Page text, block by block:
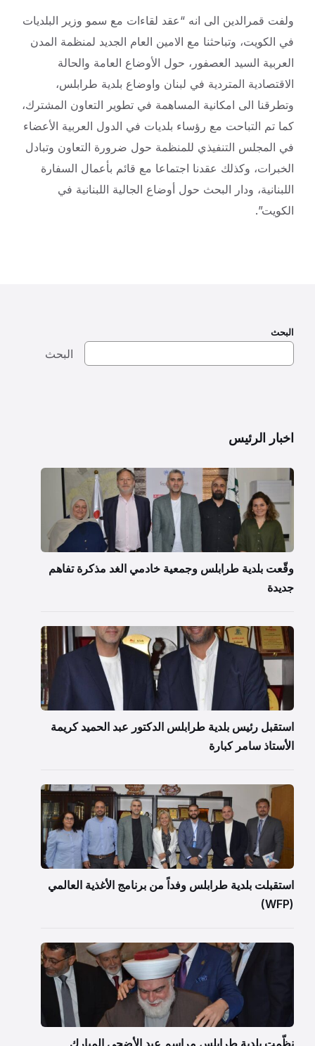
ولفت قمرالدين الى انه “عقد لقاءات مع سمو وزير البلديات
في الكويت، وتباحثنا مع الامين العام الجديد لمنظمة المدن
العربية السيد العصفور، حول الأوضاع العامة والحالة
الاقتصادية المتردية في لبنان واوضاع بلدية طرابلس،
وتطرقنا الى امكانية المساهمة في تطوير التعاون المشترك،
كما تم التباحت مع رؤساء بلديات في الدول العربية الأعضاء
في المجلس التنفيذي للمنظمة حول ضرورة التعاون وتبادل
الخبرات، وكذلك عقدنا اجتماعا مع قائم بأعمال السفارة
اللبنانية، ودار البحث حول أوضاع الجالية اللبنانية في
الكويت”.
البحث
البحث
اخبار الرئيس
وقّعت بلدية طرابلس وجمعية خادمي الغد مذكرة تفاهم
جديدة
استقبل رئيس بلدية طرابلس الدكتور عبد الحميد كريمة
الأستاذ سامر كبارة
استقبلت بلدية طرابلس وفداً من برنامج الأغذية العالمي
(WFP)